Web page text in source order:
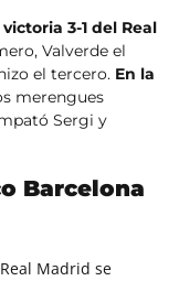
victoria 3-1 del Real
Valverde el
el tercero. En la
merengues
Sergi y
Barcelona
Madrid se